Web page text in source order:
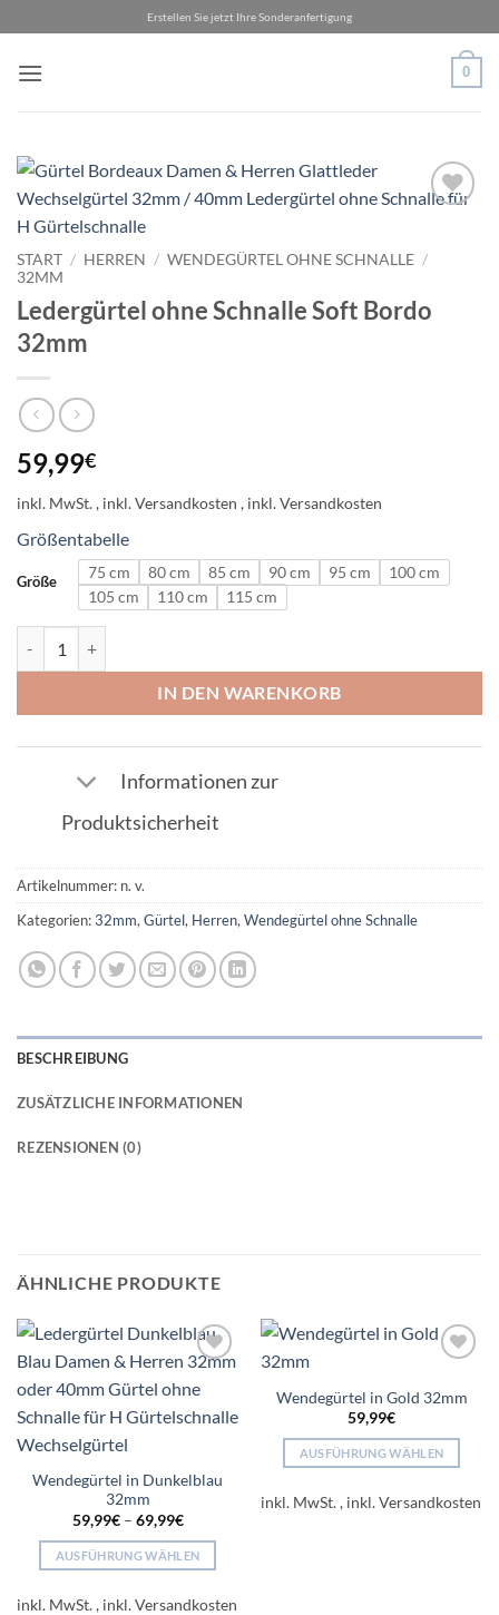
Inhalt
springen
Erstellen Sie jetzt Ihre Sonderanfertigung
0
START / HERREN / WENDEGÜRTEL OHNE SCHNALLE /
32MM
Ledergürtel ohne Schnalle Soft Bordo
32mm
59,99€
inkl. MwSt.
Größentabelle
Größe 75 cm 80 cm 85 cm 90 cm 95 cm
100 cm
105 cm
110 cm 115 cm
IN DEN WARENKORB
Informationen zur
Produktsicherheit
Artikelnummer: n. v.
Kategorien:32mm, Gürtel, Herren, Wendegürtel ohne Schnalle
BESCHREIBUNG
ZUSÄTZLICHE INFORMATIONEN
REZENSIONEN (0)
ÄHNLICHE PRODUKTE
wishlist
Wendegürtel in Dunkelblau
32mm
59,99€– 69,99€
AUSFÜHRUNG WÄHLEN
Produkt
inkl. MwSt.
wishlist
Wendegürtel in Gold 32mm
59,99€
AUSFÜHRUNG WÄHLEN
Produkt
inkl. MwSt.